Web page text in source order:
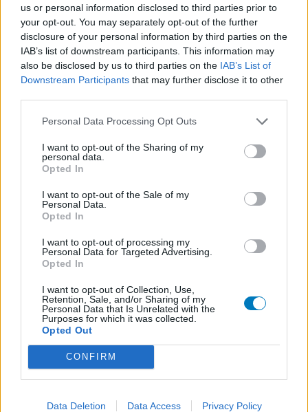
us or personal information disclosed to third parties prior to
your opt-out. You may separately opt-out of the further
disclosure of your personal information by third parties on the
IAB’s list of downstream participants. This information may
also be disclosed by us to third parties on the IAB’s List of
Downstream Participants that may further disclose it to other
Personal Data Processing Opt Outs
I want to opt-out of the Sharing of my
personal data.
Opted In
I want to opt-out of the Sale of my
Personal Data.
Opted In
I want to opt-out of processing my
Personal Data for Targeted Advertising.
Opted In
I want to opt-out of Collection, Use,
Retention, Sale, and/or Sharing of my
Personal Data that Is Unrelated with the
Purposes for which it was collected.
Opted Out
CONFIRM
Data Deletion Data Access Privacy Policy
Les évaluations de cette page sont écrites par les utilisateurs
eux-mêmes ; ces avis sont d’abord lus, et éventuellement
adaptés afin de répondre à nos standards en ce qui concerne
l’évaluation d’un médicament, avant d’être approuvés. Pour
partager des évaluations, il n’est pas nécessaire de posséder
des connaissances médicales. De cette façon, les évaluations
reflètent seulement une image fidèle des expériences propres
aux utilisateurs et pas celle du propriétaire de ce site web.
N’oubliez-pas que les expériences peuvent varier selon les
individus et que pour tout avis médical, il faut toujours prendre
contact avec votre médecin ou votre pharmacien.